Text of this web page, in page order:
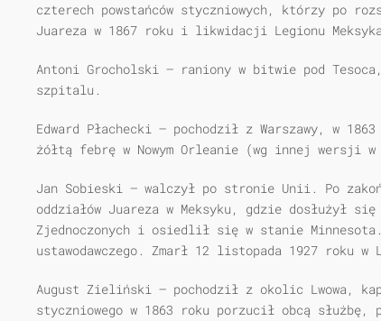
czterech powstańców styczniowych, którzy po
Juareza w 1867 roku i likwidacji Legionu
Antoni Grocholski – raniony w bitwie pod
szpitalu.
Edward Płachecki – pochodził z Warszawy, w
żółtą febrę w Nowym Orleanie (wg innej wersji
Jan Sobieski – walczył po stronie Unii. Po
oddziałów Juareza w Meksyku, gdzie dosłużył
Zjednoczonych i osiedlił się w stanie Minnesota.
ustawodawczego. Zmarł 12 listopada 1927 roku w
August Zieliński – pochodził z okolic Lwowa,
styczniowego w 1863 roku porzucił obcą